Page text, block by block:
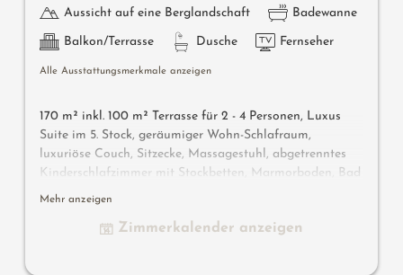
Aussicht auf eine Berglandschaft Badewanne
Balkon/Terrasse Dusche Fernseher
Alle Ausstattungsmerkmale anzeigen
170 m² inkl. 100 m² Terrasse für 2 - 4 Personen, Luxus
Suite im 5. Stock, geräumiger Wohn-Schlafraum,
luxuriöse Couch, Sitzecke, Massagestuhl, abgetrenntes
Kinderschlafzimmer mit Stockbetten, Marmorboden, Bad
mit Dusche und Badewanne, separates-WC, Flat-TV,
Terrasse von 40m² mit Panorama-Bio-& Finnische Sauna,
Mehr anzeigen
Zimmerkalender anzeigen